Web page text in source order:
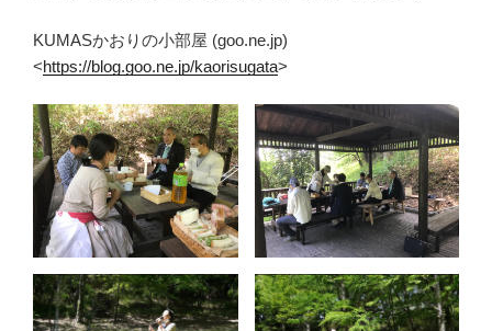
KUMASかおりの小部屋 (goo.ne.jp)
<https://blog.goo.ne.jp/kaorisugata>